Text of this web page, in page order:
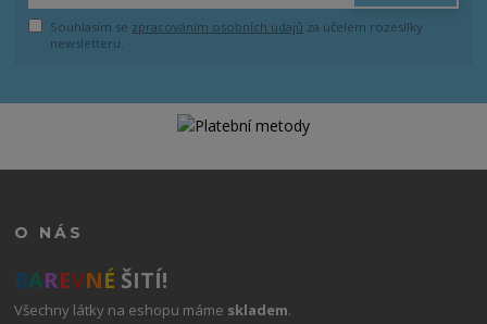
Souhlasím se zpracováním osobních údajů za účelem rozesílky
newsletteru.
O NÁS
BAREVNÉ ŠITÍ!
Všechny látky na eshopu máme skladem.